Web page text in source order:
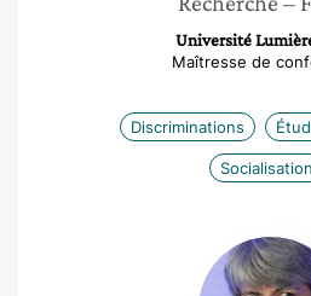
Université
Maîtresse de
Discriminations
Socialisation